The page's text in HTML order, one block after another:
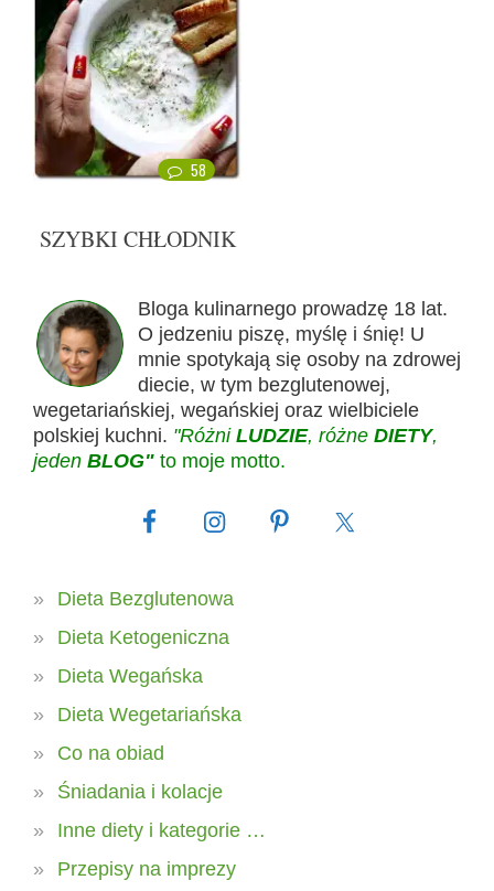
58
SZYBKI CHŁODNIK
Bloga kulinarnego prowadzę 18 lat.
O jedzeniu piszę, myślę i śnię! U
mnie spotykają się osoby na zdrowej
diecie, w tym bezglutenowej,
wegetariańskiej, wegańskiej oraz wielbiciele
polskiej kuchni. "Różni LUDZIE, różne DIETY,
jeden BLOG" to moje motto.
Dieta Bezglutenowa
Dieta Ketogeniczna
Dieta Wegańska
Dieta Wegetariańska
Co na obiad
Śniadania i kolacje
Inne diety i kategorie …
Przepisy na imprezy